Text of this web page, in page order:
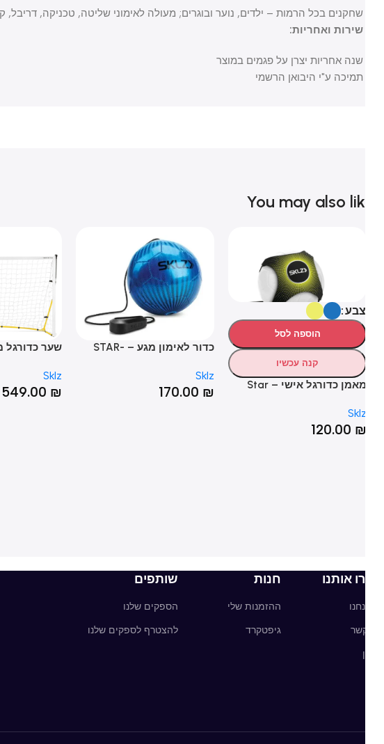
שחקנים בכל הרמות – ילדים, נוער ובוגרים; מעולה לאימוני שליטה, טכניקה, דריבל,
שירות ואחריות:
שנה אחריות יצרן על פגמים במוצר
תמיכה ע"י היבואן הרשמי
You may also
HOT
הוספה לסל
קנה עכשיו
מאמן כדורגל אישי – Star
120.00
כדור לאימון מגע – STAR-
KICK TOUCH TRAINER
Sklz
170.00
549.00
אותנו חנות
ההזמנות שלי
גיפטקרד
שותפים
הספקים שלנו
להצטרף לספקים שלנו